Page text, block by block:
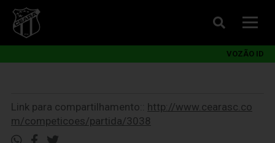
VOZÃO ID
Link para compartilhamento:: http://www.cearasc.co
m/competicoes/partida/3038